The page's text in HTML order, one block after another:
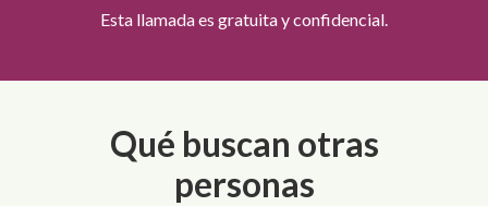
Esta llamada es gratuita y confidencial.
Qué buscan otras
personas